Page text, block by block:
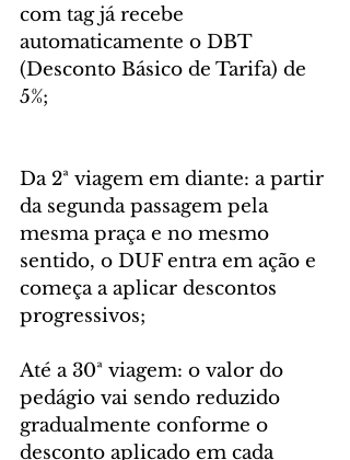
com tag já recebe
automaticamente o DBT
(Desconto Básico de Tarifa) de
5%;
Da 2ª viagem em diante: a partir
da segunda passagem pela
mesma praça e no mesmo
sentido, o DUF entra em ação e
começa a aplicar descontos
progressivos;
Até a 30ª viagem: o valor do
pedágio vai sendo reduzido
gradualmente conforme o
desconto aplicado em cada